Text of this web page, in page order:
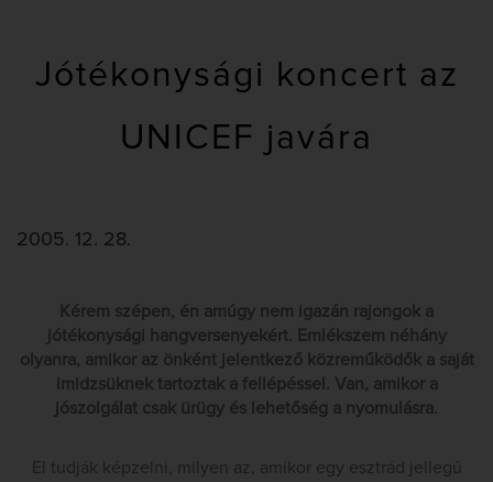
Jótékonysági koncert az
UNICEF javára
2005. 12. 28.
Kérem szépen, én amúgy nem igazán rajongok a
jótékonysági hangversenyekért. Emlékszem néhány
olyanra, amikor az önként jelentkező közreműködők a saját
imidzsüknek tartoztak a fellépéssel. Van, amikor a
jószolgálat csak ürügy és lehetőség a nyomulásra.
El tudják képzelni, milyen az, amikor egy esztrád jellegű